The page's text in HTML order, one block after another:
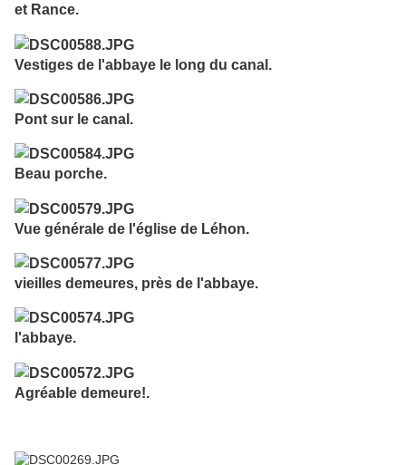
et Rance.
Vestiges de l'abbaye le long du canal.
Pont sur le canal.
Beau porche.
Vue générale de l'église de Léhon.
vieilles demeures, près de l'abbaye.
l'abbaye.
Agréable demeure!.